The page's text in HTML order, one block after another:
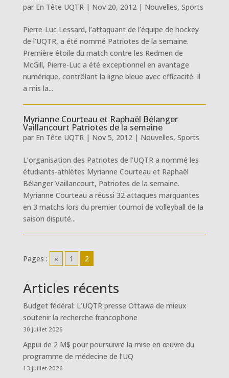
par En Tête UQTR| Nov 20, 2012| Nouvelles, Sports
Pierre-Luc Lessard, l’attaquant de l’équipe de hockey
de l’UQTR, a été nommé Patriotes de la semaine.
Première étoile du match contre les Redmen de
McGill, Pierre-Luc a été exceptionnel en avantage
numérique, contrôlant la ligne bleue avec efficacité. Il
a mis la...
Myrianne Courteau et Raphaël Bélanger
Vaillancourt Patriotes de la semaine
par En Tête UQTR| Nov 5, 2012| Nouvelles, Sports
L’organisation des Patriotes de l’UQTR a nommé les
étudiants-athlètes Myrianne Courteau et Raphaël
Bélanger Vaillancourt, Patriotes de la semaine.
Myrianne Courteau a réussi 32 attaques marquantes
en 3 matchs lors du premier tournoi de volleyball de la
saison disputé...
Pages : « 1 2
Articles récents
Budget fédéral: L’UQTR presse Ottawa de mieux
soutenir la recherche francophone
30 juillet 2026
Appui de 2 M$ pour poursuivre la mise en œuvre du
programme de médecine de l’UQ
13 juillet 2026